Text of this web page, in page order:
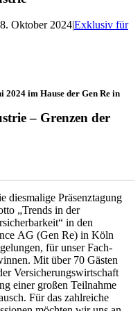
Oktober 2024|Exklusiv für
2024 im Hause der Gen Re in
– Grenzen der
diesmalige Präsenztagung
„Trends in der
in den
AG (Gen Re) in Köln
für unser Fach-
Mit über 70 Gästen
Versicherungswirtschaft
einer großen Teilnahme
Für das zahlreiche